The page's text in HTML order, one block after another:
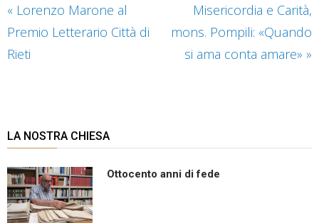
« Lorenzo Marone al
Premio Letterario Città di
Rieti
Misericordia e Carità,
mons. Pompili: «Quando
si ama conta amare» »
LA NOSTRA CHIESA
Ottocento anni di fede